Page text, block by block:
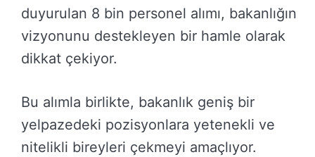
duyurulan 8 bin personel alımı, bakanlığın
vizyonunu destekleyen bir hamle olarak
dikkat çekiyor.
Bu alımla birlikte, bakanlık geniş bir
yelpazedeki pozisyonlara yetenekli ve
nitelikli bireyleri çekmeyi amaçlıyor.